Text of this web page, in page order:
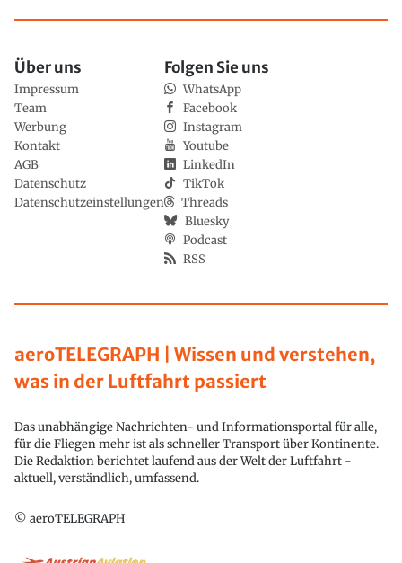
aeroTELEGRAPH | Wissen und verstehen,
was in der Luftfahrt passiert
Das unabhängige Nachrichten- und Informationsportal für alle,
für die Fliegen mehr ist als schneller Transport über Kontinente.
Die Redaktion berichtet laufend aus der Welt der Luftfahrt -
aktuell, verständlich, umfassend.
© aeroTELEGRAPH
Über uns
Impressum
Team
Werbung
Kontakt
AGB
Datenschutz
Datenschutzeinstellungen
Folgen Sie uns
WhatsApp
Facebook
Instagram
Youtube
LinkedIn
TikTok
Threads
Bluesky
Podcast
RSS